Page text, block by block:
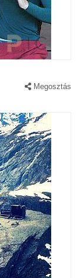
Megosztás